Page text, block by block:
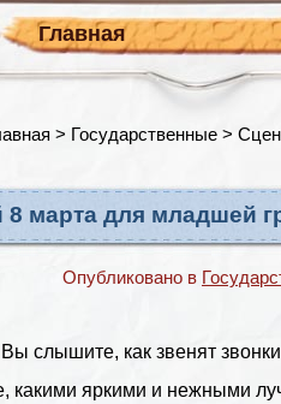
Главная
> Государственные >
8 марта для младшей
Опубликовано в
слышите, как звенят
какими яркими и нежными